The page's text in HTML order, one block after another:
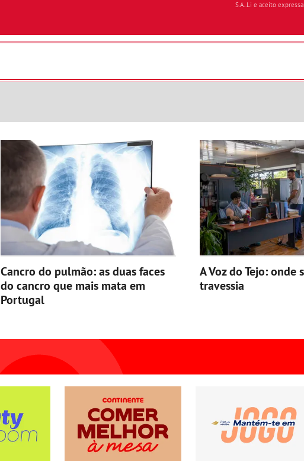
S.A..Li e aceito
Cancro do pulmão: as duas faces
do cancro que mais mata em
Portugal
A Voz do Tejo: onde
travessia